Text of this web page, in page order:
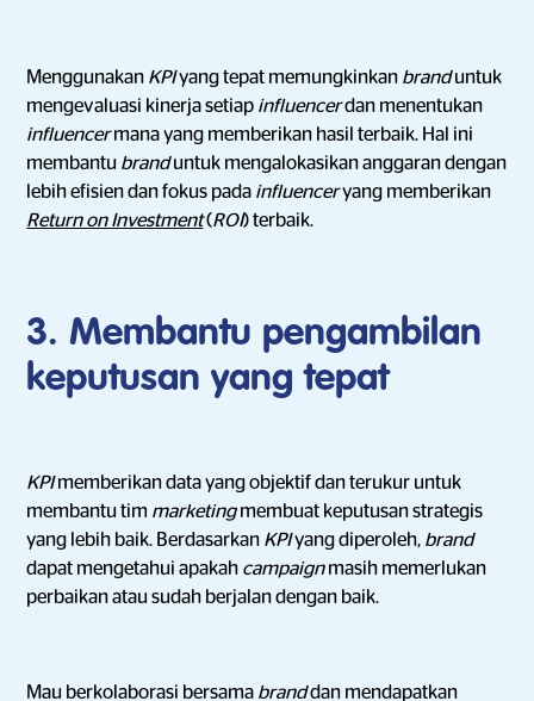
Menggunakan KPIyang tepat memungkinkan branduntuk
mengevaluasi kinerja setiap influencerdan menentukan
influencermana yang memberikan hasil terbaik. Hal ini
membantu branduntuk mengalokasikan anggaran dengan
lebih efisien dan fokus pada influenceryang memberikan
Return on Investment(ROI) terbaik.
3. Membantu pengambilan
keputusan yang tepat
KPImemberikan data yang objektif dan terukur untuk
membantu tim marketingmembuat keputusan strategis
yang lebih baik. Berdasarkan KPIyang diperoleh, brand
dapat mengetahui apakah campaignmasih memerlukan
perbaikan atau sudah berjalan dengan baik.
Mau berkolaborasi bersama branddan mendapatkan